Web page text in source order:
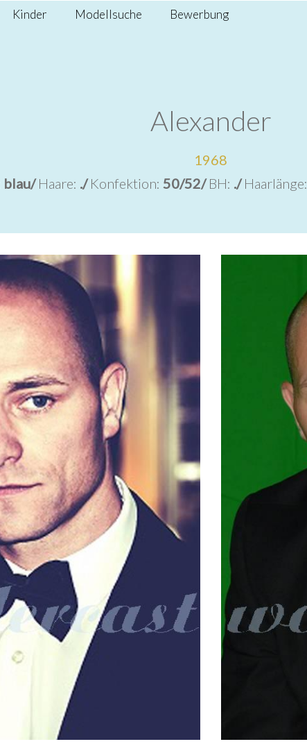
Kinder Modellsuche Bewerbung
Alexander
1968
blau/Haare: ./Konfektion: 50/52/BH: ./Haarlänge: